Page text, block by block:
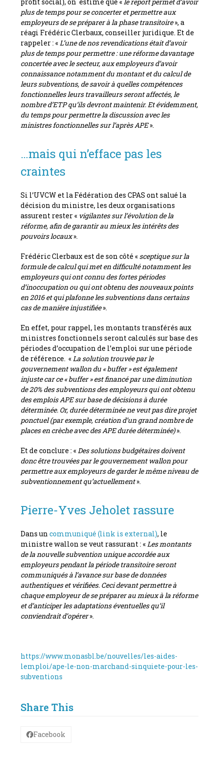
plus de temps pour se concerter et permettre aux
employeurs de se préparer à la phase transitoire», a
réagi Frédéric Clerbaux, conseiller juridique. Et de
rappeler : «L’une de nos revendications était d’avoir
plus de temps pour permettre : une réforme davantage
concertée avec le secteur, aux employeurs d’avoir
connaissance notamment du montant et du calcul de
leurs subventions, de savoir à quelles compétences
fonctionnelles leurs travailleurs seront affectés, le
nombre d’ETP qu’ils devront maintenir. Et évidemment,
du temps pour permettre la discussion avec les
ministres fonctionnelles sur l’après APE».
…mais qui n’efface pas les
craintes
Si l’UVCW et la Fédération des CPAS ont salué la
décision du ministre, les deux organisations
assurent rester « vigilantes sur l’évolution de la
réforme, afin de garantir au mieux les intérêts des
pouvoirs locaux».
Frédéric Clerbaux est de son côté « sceptique sur la
formule de calcul qui met en difficulté notamment les
employeurs qui ont connu des fortes périodes
d’inoccupation ou qui ont obtenu des nouveaux points
en 2016 et qui plafonne les subventions dans certains
cas de manière injustifiée».
En effet, pour rappel, les montants transférés aux
ministres fonctionnels seront calculés sur base des
périodes d’occupation de l’emploi sur une période
de référence. «La solution trouvée par le
gouvernement wallon du « buffer » est également
injuste car ce « buffer » est financé par une diminution
de 20% des subventions des employeurs qui ont obtenu
des emplois APE sur base de décisions à durée
déterminée. Or, durée déterminée ne veut pas dire projet
ponctuel (par exemple, création d’un grand nombre de
places en crèche avec des APE durée déterminée)».
Et de conclure : «Des solutions budgétaires doivent
donc être trouvées par le gouvernement wallon pour
permettre aux employeurs de garder le même niveau de
subventionnement qu’actuellement».
Pierre-Yves Jeholet rassure
Dans uncommuniqué (link is external), le
ministre wallon se veut rassurant : «Les montants
de la nouvelle subvention unique accordée aux
employeurs pendant la période transitoire seront
communiqués à l’avance sur base de données
authentiques et vérifiées. Ceci devant permettre à
chaque employeur de se préparer au mieux à la réforme
et d’anticiper les adaptations éventuelles qu’il
conviendrait d’opérer».
https://www.monasbl.be/nouvelles/les-aides-
lemploi/ape-le-non-marchand-sinquiete-pour-les-
subventions
Share This
Facebook